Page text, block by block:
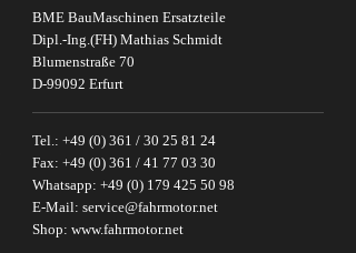
BME BauMaschinen Ersatzteile
Dipl.-Ing.(FH) Mathias Schmidt
Blumenstraße 70
D-99092 Erfurt
Tel.: +49 (0) 361 / 30 25 81 24
Fax: +49 (0) 361 / 41 77 03 30
Whatsapp: +49 (0) 179 425 50 98
E-Mail: service@fahrmotor.net
Shop: www.fahrmotor.net